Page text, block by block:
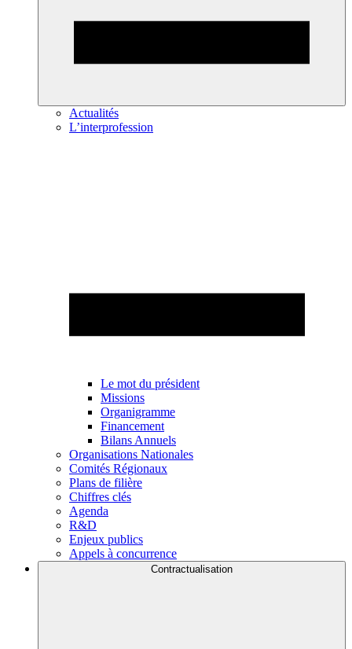
Actualités
L’interprofession
Le mot du président
Missions
Organigramme
Financement
Bilans Annuels
Organisations Nationales
Comités Régionaux
Plans de filière
Chiffres clés
Agenda
R&D
Enjeux publics
Appels à concurrence
Contractualisation